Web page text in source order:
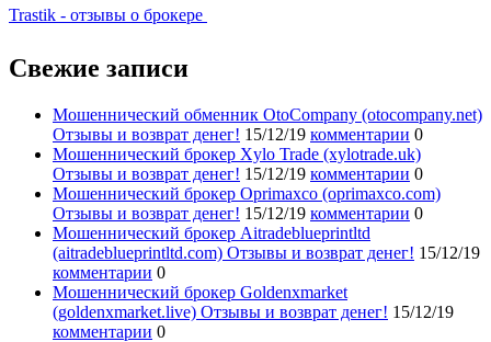
Trastik - отзывы о брокере
Свежие записи
Мошеннический обменник OtoCompany (otocompany.net)
Отзывы и возврат денег! 15/12/19 комментарии 0
Мошеннический брокер Xylo Trade (xylotrade.uk)
Отзывы и возврат денег! 15/12/19 комментарии 0
Мошеннический брокер Oprimaxco (oprimaxco.com)
Отзывы и возврат денег! 15/12/19 комментарии 0
Мошеннический брокер Aitradeblueprintltd
(aitradeblueprintltd.com) Отзывы и возврат денег! 15/12/19
комментарии 0
Мошеннический брокер Goldenxmarket
(goldenxmarket.live) Отзывы и возврат денег! 15/12/19
комментарии 0